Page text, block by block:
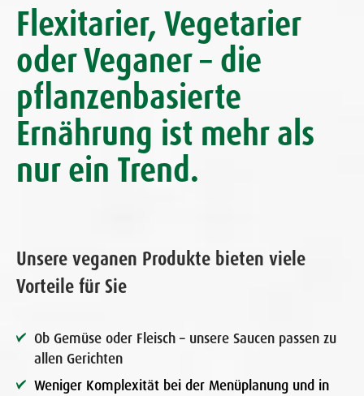
Flexitarier, Vegetarier
oder Veganer – die
pflanzenbasierte
Ernährung ist mehr als
nur ein Trend.
Unsere veganen Produkte bieten viele
Vorteile für Sie
Ob Gemüse oder Fleisch – unsere Saucen passen zu
allen Gerichten
Weniger Komplexität bei der Menüplanung und in